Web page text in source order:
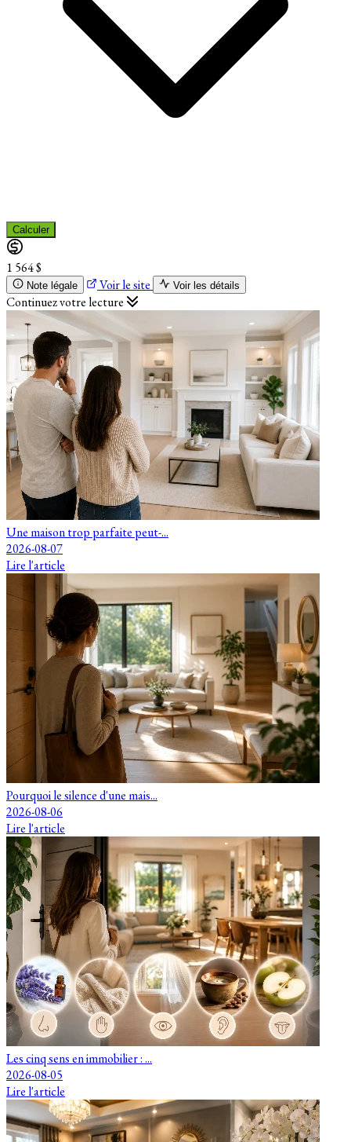
Calculer
1 564 $
Note légale Voir le site Voir les détails
Continuez votre lecture
Une maison trop parfaite peut-...
2026-08-07
Lire l'article
Pourquoi le silence d'une mais...
2026-08-06
Lire l'article
Les cinq sens en immobilier : ...
2026-08-05
Lire l'article